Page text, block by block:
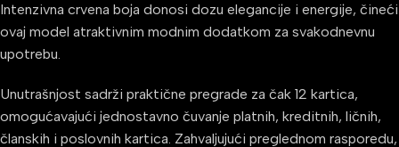
Intenzivna crvena boja donosi dozu elegancije i energije, čineći
ovaj model atraktivnim modnim dodatkom za svakodnevnu
upotrebu.
Unutrašnjost sadrži praktične pregrade za čak 12 kartica,
omogućavajući jednostavno čuvanje platnih, kreditnih, ličnih,
članskih i poslovnih kartica. Zahvaljujući preglednom rasporedu,